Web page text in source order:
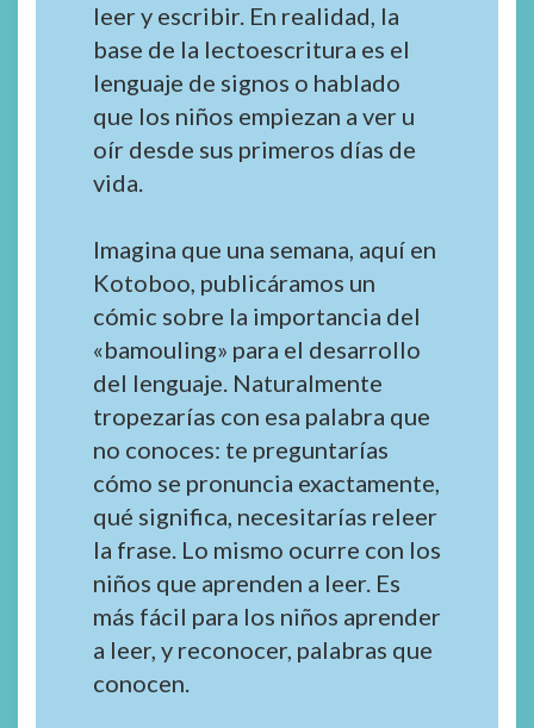
leer y escribir. En realidad, la
base de la lectoescritura es el
lenguaje de signos o hablado
que los niños empiezan a ver u
oír desde sus primeros días de
vida.
Imagina que una semana, aquí en
Kotoboo, publicáramos un
cómic sobre la importancia del
«bamouling» para el desarrollo
del lenguaje. Naturalmente
tropezarías con esa palabra que
no conoces: te preguntarías
cómo se pronuncia exactamente,
qué significa, necesitarías releer
la frase. Lo mismo ocurre con los
niños que aprenden a leer. Es
más fácil para los niños aprender
a leer, y reconocer, palabras que
conocen.